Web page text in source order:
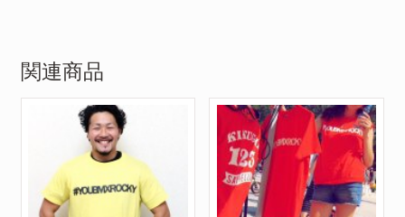
関連商品